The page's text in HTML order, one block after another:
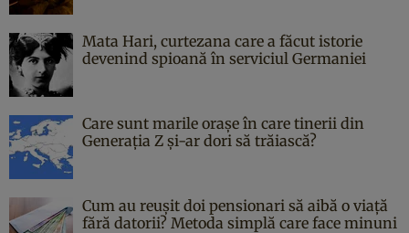
Mata Hari, curtezana care a făcut istorie
devenind spioană în serviciul Germaniei
Care sunt marile orașe în care tinerii din
Generația Z și-ar dori să trăiască?
Cum au reușit doi pensionari să aibă o viață
fără datorii? Metoda simplă care face minuni